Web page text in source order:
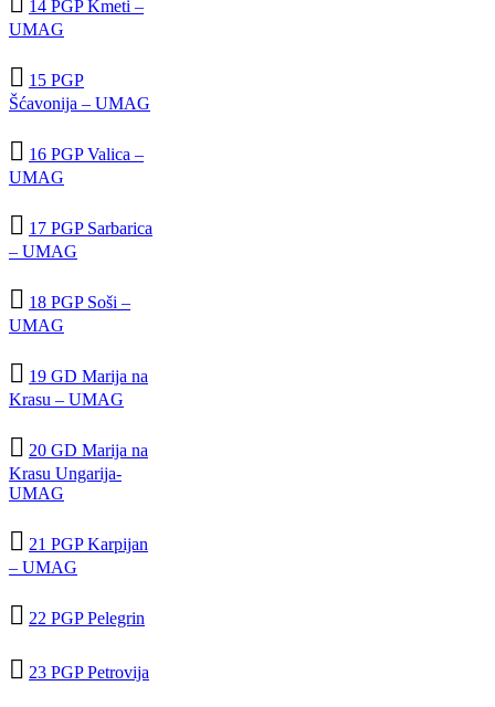
14 PGP Kmeti –
UMAG
 15 PGP
Šćavonija – UMAG
 16 PGP Valica –
UMAG
 17 PGP Sarbarica
– UMAG
 18 PGP Soši –
UMAG
 19 GD Marija na
Krasu – UMAG
 20 GD Marija na
Krasu Ungarija-
UMAG
 21 PGP Karpijan
– UMAG
 22 PGP Pelegrin
 23 PGP Petrovija